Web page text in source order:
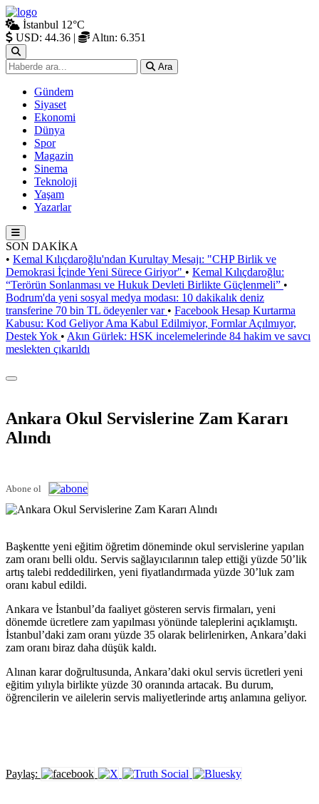
İstanbul 12°C
USD: 44.36 | Altın: 6.351
Ara
Gündem
Siyaset
Ekonomi
Dünya
Spor
Magazin
Sinema
Teknoloji
Yaşam
Yazarlar
SON DAKİKA
• Kemal Kılıçdaroğlu'ndan Kurultay Mesajı: "CHP Birlik ve
Demokrasi İçinde Yeni Sürece Giriyor" • Kemal Kılıçdaroğlu:
“Terörün Sonlanması ve Hukuk Devleti Birlikte Güçlenmeli” •
Bodrum'da yeni sosyal medya modası: 10 dakikalık deniz
transferine 70 bin TL ödeyenler var • Facebook Hesap Kurtarma
Kabusu: Kod Geliyor Ama Kabul Edilmiyor, Formlar Açılmıyor,
Destek Yok • Akın Gürlek: HSK incelemelerinde 84 hakim ve savcı
meslekten çıkarıldı
Ankara Okul Servislerine Zam Kararı
Alındı
Abone ol
Başkentte yeni eğitim öğretim döneminde okul servislerine yapılan
zam oranı belli oldu. Servis sağlayıcılarının talep ettiği yüzde 50’lik
artış talebi reddedilirken, yeni fiyatlandırmada yüzde 30’luk zam
oranı kabul edildi.
Ankara ve İstanbul’da faaliyet gösteren servis firmaları, yeni
dönemde ücretlere zam yapılması yönünde taleplerini açıklamıştı.
İstanbul’daki zam oranı yüzde 35 olarak belirlenirken, Ankara’daki
zam oranı biraz daha düşük kaldı.
Alınan karar doğrultusunda, Ankara’daki okul servis ücretleri yeni
eğitim yılıyla birlikte yüzde 30 oranında artacak. Bu durum,
öğrencilerin ve ailelerin servis maliyetlerinde artış anlamına geliyor.
Paylaş: